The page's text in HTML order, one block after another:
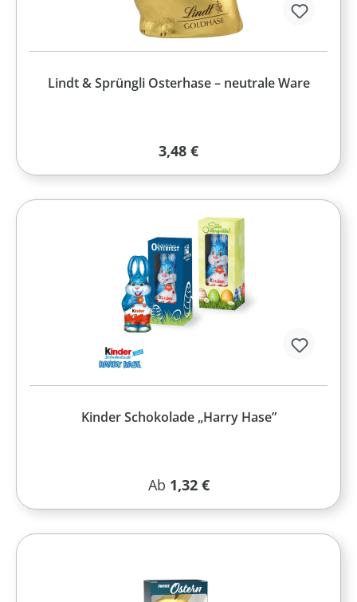
Lindt & Sprüngli Osterhase – neutrale Ware
Regulärer Preis:
3,48 €
Kinder Schokolade „Harry Hase”
Regulärer Preis:
Ab 1,32 €